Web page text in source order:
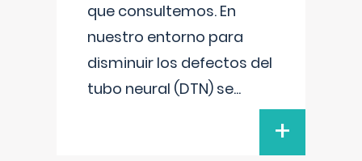
que consultemos. En
nuestro entorno para
disminuir los defectos del
tubo neural (DTN) se...
+